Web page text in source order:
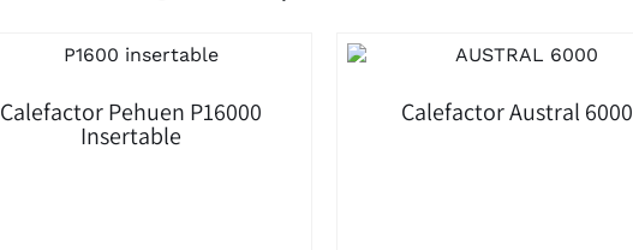
Calefactor Pehuen P16000
Insertable
Calefactor Austral 6000